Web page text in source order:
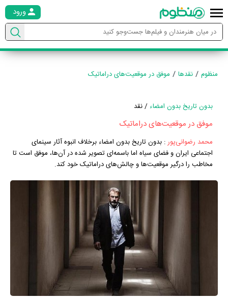
ورود
منظوم نقدها موفق در موقعیت‌های دراماتیک
بدون تاریخ بدون امضاء / نقد
موفق در موقعیت‌های دراماتیک
محمد رضوانی‌پور: بدون تاریخ بدون امضاء برخلاف انبوه آثار سینمای
اجتماعی ایران و فضای سیاه اما باسمه‌ای تصویر شده در آن‌ها، موفق است تا
مخاطب را درگیر موقعیت‌ها و چالش‌های دراماتیک خود کند.